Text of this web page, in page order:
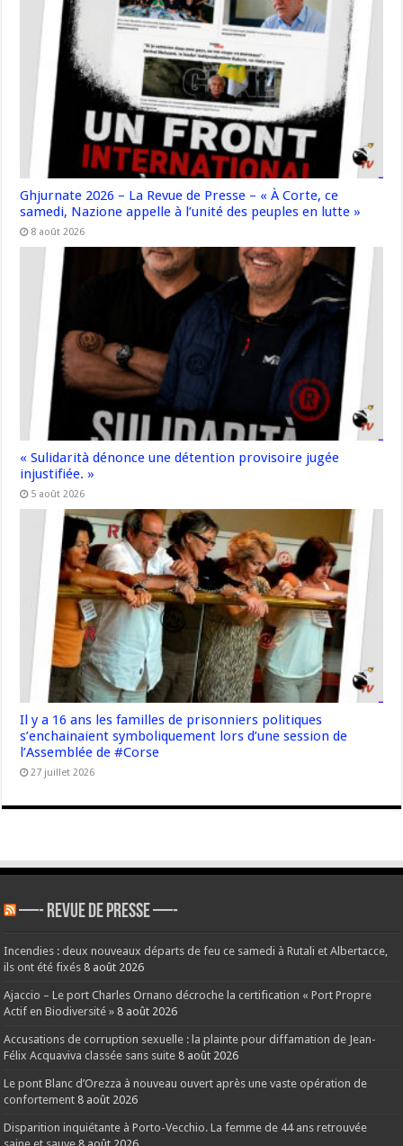
Ghjurnate 2026 – La Revue de Presse – « À Corte, ce
samedi, Nazione appelle à l’unité des peuples en lutte »
8 août 2026
« Sulidarità dénonce une détention provisoire jugée
injustifiée. »
5 août 2026
Il y a 16 ans les familles de prisonniers politiques
s’enchainaient symboliquement lors d’une session de
l’Assemblée de #Corse
27 juillet 2026
—- REVUE DE PRESSE —-
Incendies : deux nouveaux départs de feu ce samedi à Rutali et Albertacce,
ils ont été fixés 8 août 2026
Ajaccio – Le port Charles Ornano décroche la certification « Port Propre
Actif en Biodiversité » 8 août 2026
Accusations de corruption sexuelle : la plainte pour diffamation de Jean-
Félix Acquaviva classée sans suite 8 août 2026
Le pont Blanc d’Orezza à nouveau ouvert après une vaste opération de
confortement 8 août 2026
Disparition inquiétante à Porto-Vecchio. La femme de 44 ans retrouvée